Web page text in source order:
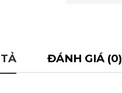
ĐÁNH GIÁ (0)